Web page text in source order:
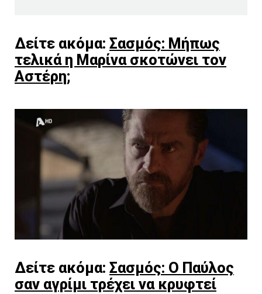
Δείτε ακόμα: Σασμός: Μήπως
τελικά η Μαρίνα σκοτώνει τον
Αστέρη;
Δείτε ακόμα: Σασμός: Ο Παύλος
σαν αγρίμι τρέχει να κρυφτεί